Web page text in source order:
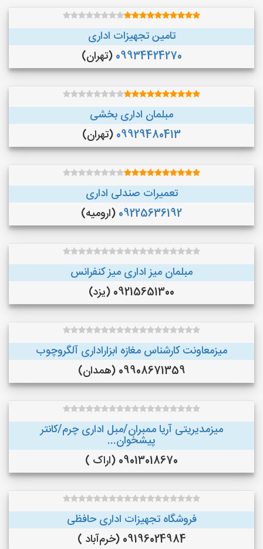
تامین تجهیزات اداری
09934424270 (تهران)
مبلمان اداری بخشی
09929480413 (تهران)
تعمیرات صندلی اداری
09225636192 (ارومیه)
مبلمان میز اداری میز کنفرانس
09215651300 (یزد)
میزمعاونت کارشناس مغازه ابزاراداری آلگروچوب
09908671359 (همدان)
میزمدیریتی آریا ممبران/مبل اداری چرم/کانتر
پیشخوان...
09013018670 (اراک )
فروشگاه تجهیزات اداری حافظی
09196024984 (خرم‌آباد )